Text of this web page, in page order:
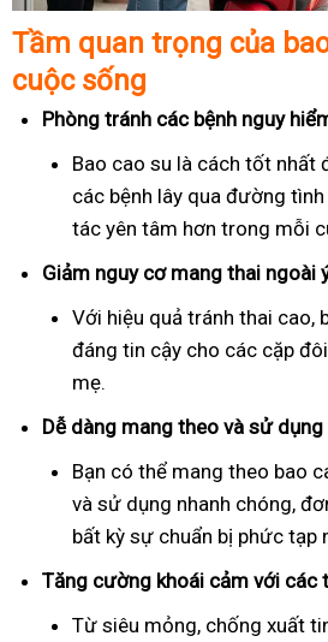
Tầm quan trọng của
cuộc sống
Phòng tránh các bệnh nguy
Bao cao su là cách tốt nhất
các bệnh lây qua đường
tác yên tâm hơn trong mỗi
Giảm nguy cơ mang thai ngoài
Với hiệu quả tránh thai cao,
đáng tin cậy cho các cặp
mẹ.
Dễ dàng mang theo và sử dụng
Bạn có thể mang theo bao
và sử dụng nhanh chóng,
bất kỳ sự chuẩn bị phức tạp
Tăng cường khoái cảm với các
Từ siêu mỏng, chống xuất